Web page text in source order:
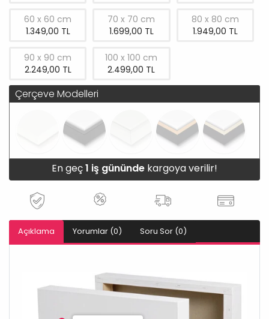
60 x 60 cm
1.349,00 TL
70 x 70 cm
1.699,00 TL
80 x 80 cm
1.949,00 TL
90 x 90 cm
2.249,00 TL
100 x 100 cm
2.499,00 TL
Çerçeve Modelleri
En geç1 iş gününde kargoya verilir!
Açıklama Yorumlar (0) Soru Sor (0)